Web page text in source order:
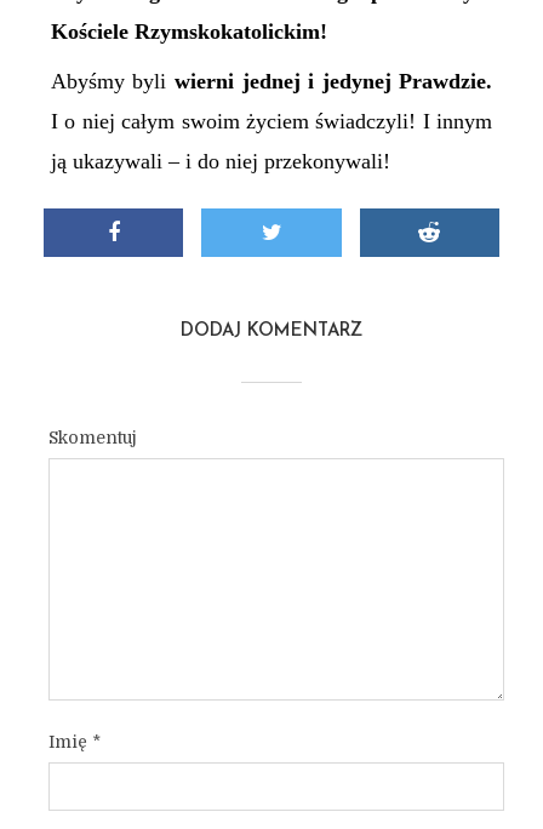
Kościele Rzymskokatolickim!
Abyśmy byli wierni jednej i jedynej Prawdzie.
I o niej całym swoim życiem świadczyli! I innym
ją ukazywali – i do niej przekonywali!
DODAJ KOMENTARZ
Skomentuj
Imię *